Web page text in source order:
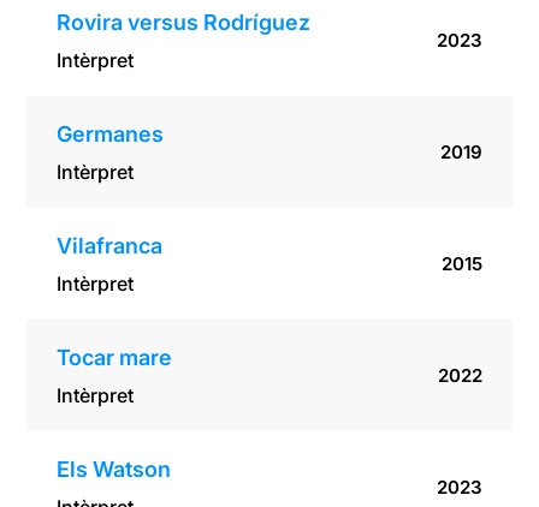
Rovira versus Rodríguez
Intèrpret
2023
Germanes
Intèrpret
2019
Vilafranca
Intèrpret
2015
Tocar mare
Intèrpret
2022
Els Watson
2023